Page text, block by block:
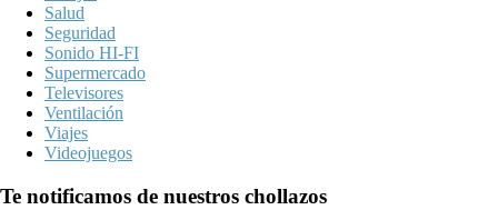
Salud
Seguridad
Sonido HI-FI
Supermercado
Televisores
Ventilación
Viajes
Videojuegos
Te notificamos de nuestros chollazos